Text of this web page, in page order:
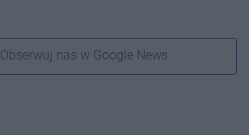
Obserwuj nas w Google News